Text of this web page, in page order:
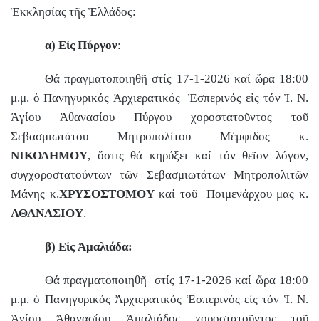
Ωλένης
Βάρδας
- Βαρθολομιού
Ολυμπίας
Ἐκκλησίας τῆς Ἑλλάδος:
α) Εἰς Πύργον:
Θά πραγματοποιηθῆ στίς 17-1-2026 καί ὥρα 18:00
μ.μ. ὁ Πανηγυρικός Ἀρχιερατικός Ἑσπερινός εἰς τόν Ἱ. Ν.
Ἁγίου Ἀθανασίου Πύργου χοροστατοῦντος τοῦ
Σεβασμιωτάτου Μητροπολίτου Μέμφιδος κ.
ΝΙΚΟΔΗΜΟΥ, ὅστις θά κηρύξει καί τόν θεῖον λόγον,
συγχοροστατούντων τῶν Σεβασμιωτάτων Μητροπολιτῶν
Μάνης κ.ΧΡΥΣΟΣΤΟΜΟΥκαί τοῦ
Ποιμενάρχου μας κ.
ΑΘΑΝΑΣΙΟΥ.
β) Εἰς Ἀμαλιάδα:
Θά πραγματοποιηθῆ
στίς 17-1-2026 καί ὤρα 18:00
μ.μ. ὁ Πανηγυρικός Ἀρχιερατικός Ἑσπερινός εἰς τόν Ἱ. Ν.